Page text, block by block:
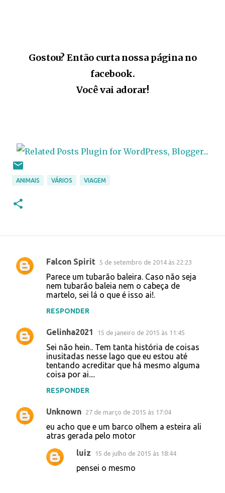
Gostou? Então curta nossa página no
facebook.
Você vai adorar!
ANIMAIS VÁRIOS VIAGEM
C
t
s
Falcon Spirit 5 de setembro de 2014 às 22:23
Parece um tubarão baleira. Caso não seja
nem tubarão baleia nem o cabeça de
martelo, sei lá o que é isso ai!.
RESPONDER
Gelinha2021 15 de janeiro de 2015 às 11:45
Sei não hein.. Tem tanta história de coisas
inusitadas nesse lago que eu estou até
tentando acreditar que há mesmo alguma
coisa por ai....
RESPONDER
Unknown 27 de março de 2015 às 17:04
eu acho que e um barco olhem a esteira ali
atras gerada pelo motor
luiz 15 de julho de 2015 às 18:44
pensei o mesmo